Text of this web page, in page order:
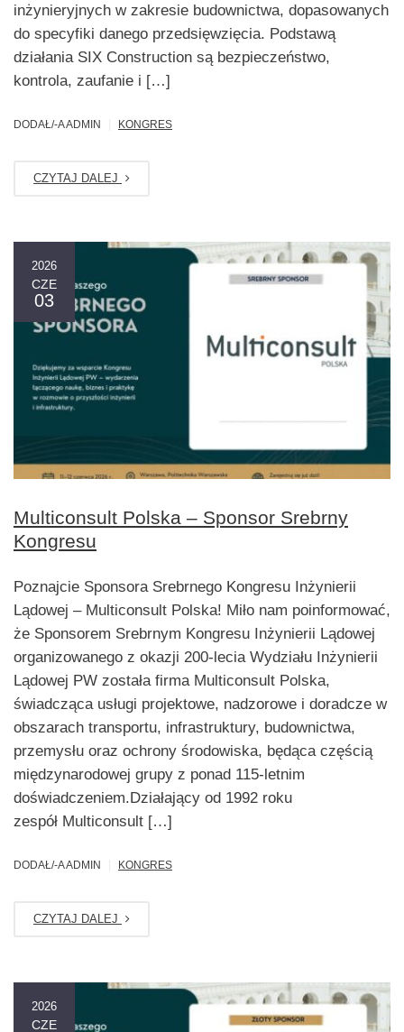
inżynieryjnych w zakresie budownictwa, dopasowanych
do specyfiki danego przedsięwzięcia. Podstawą
działania SIX Construction są bezpieczeństwo,
kontrola, zaufanie i […]
DODAŁ/-A ADMIN KONGRES
CZYTAJ DALEJ
2026
CZE
03
Multiconsult Polska – Sponsor Srebrny
Kongresu
Poznajcie Sponsora Srebrnego Kongresu Inżynierii
Lądowej – Multiconsult Polska! Miło nam poinformować,
że Sponsorem Srebrnym Kongresu Inżynierii Lądowej
organizowanego z okazji 200-lecia Wydziału Inżynierii
Lądowej PW została firma Multiconsult Polska,
świadcząca usługi projektowe, nadzorowe i doradcze w
obszarach transportu, infrastruktury, budownictwa,
przemysłu oraz ochrony środowiska, będąca częścią
międzynarodowej grupy z ponad 115-letnim
doświadczeniem.Działający od 1992 roku
zespół Multiconsult […]
DODAŁ/-A ADMIN KONGRES
CZYTAJ DALEJ
2026
CZE